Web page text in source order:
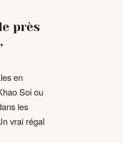
près
en
Soi ou
les
vrai régal